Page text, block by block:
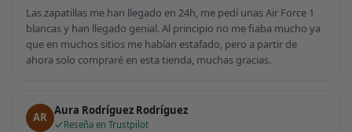
Las zapatillas me han llegado en 24h, me pedí unas Air Force 1
blancas y han llegado genial. Al principio no me fiaba mucho ya
que en muchos sitios me habían estafado, pero a partir de
ahora solo compraré en esta tienda, muchas gracias.
AR Aura Rodríguez Rodríguez
Reseña en Trustpilot